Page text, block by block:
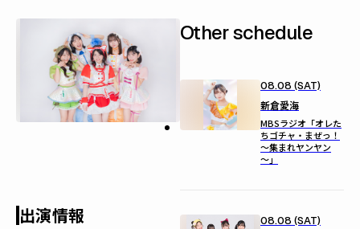
出演情報
Other schedule
08.08 (SAT)
新倉愛海
MBSラジオ「オレた
ちゴチャ・まぜっ！
～集まれヤンヤン
～」
08.08 (SAT)